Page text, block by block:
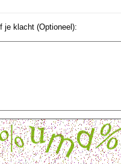
je klacht (Optioneel):